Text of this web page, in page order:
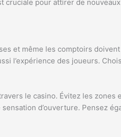
pour attirer de
et même les comptoirs
l’expérience des joueurs.
le casino. Évitez les
d’ouverture. Pensez